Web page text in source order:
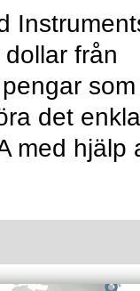
från
som
det
med hjälp